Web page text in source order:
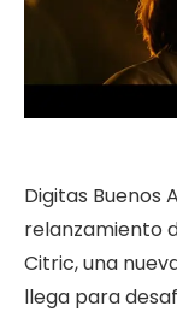
Digitas Buenos
relanzamiento
Citric, una
llega para